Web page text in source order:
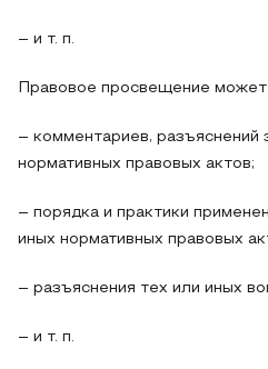
– и т. п.
Правовое просвещение
– комментариев, разъяснений
нормативных правовых актов;
– порядка и практики
иных нормативных правовых
– разъяснения тех или иных
– и т. п.